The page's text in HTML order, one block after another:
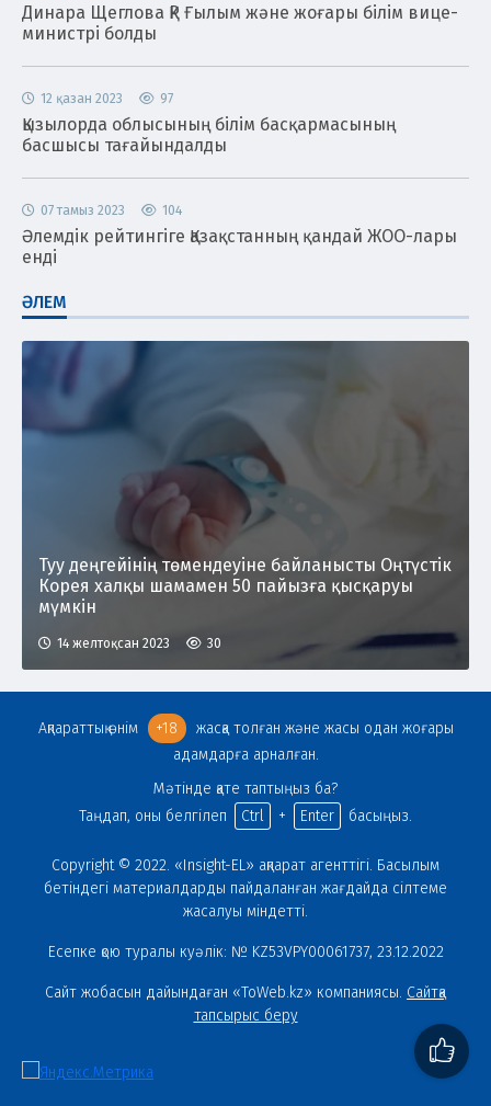
Динара Щеглова ҚР Ғылым және жоғары білім вице-
министрі болды
12 қазан 2023 97
Қызылорда облысының білім басқармасының
басшысы тағайындалды
07 тамыз 2023 104
Әлемдік рейтингіге Қазақстанның қандай ЖОО-лары
енді
ӘЛЕМ
Туу деңгейінің төмендеуіне байланысты Оңтүстік
Корея халқы шамамен 50 пайызға қысқаруы
мүмкін
14 желтоқсан 2023 30
Copyright © 2022. «Insight-EL» ақпарат агенттігі. Басылым
бетіндегі материалдарды пайдаланған жағдайда сілтеме
жасалуы міндетті.
Есепке қою туралы куәлік: № KZ53VPY00061737, 23.12.2022
Сайт жобасын дайындаған «ToWeb.kz» компаниясы. Сайтқа
тапсырыс беру
Ақпараттық өнім +18
жасқа толған және жасы одан жоғары
адамдарға арналған.
Мәтінде қате таптыңыз ба?
Таңдап, оны белгілеп
Ctrl + Enter басыңыз.